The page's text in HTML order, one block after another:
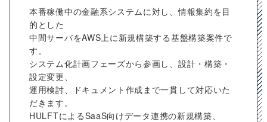
本番稼働中の金融系システムに対し、情報集約を目
的とした
中間サーバをAWS上に新規構築する基盤構築案件で
す。
システム化計画フェーズから参画し、設計・構築・
設定変更、
運用検討、ドキュメント作成まで一貫して対応いた
だきます。
HULFTによるSaaS向けデータ連携の新規構築、